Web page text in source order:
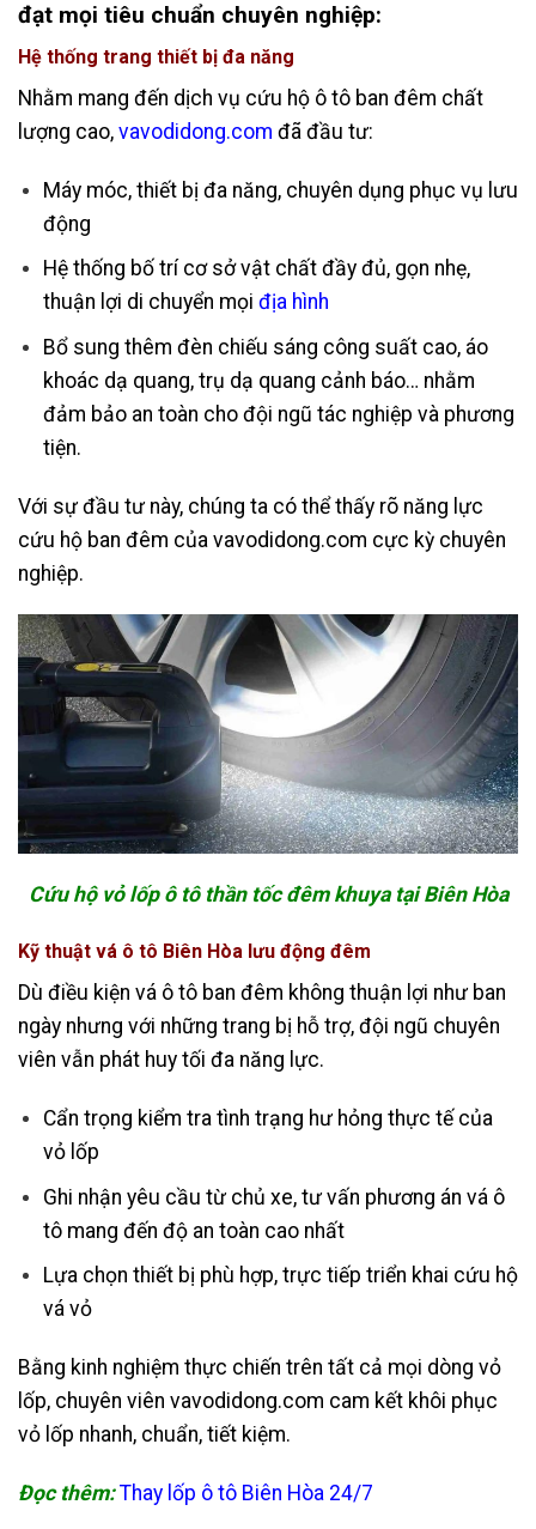
đạt mọi tiêu chuẩn chuyên nghiệp:
Hệ thống trang thiết bị đa năng
Nhằm mang đến dịch vụ cứu hộ ô tô ban đêm chất
lượng cao, vavodidong.com đã đầu tư:
Máy móc, thiết bị đa năng, chuyên dụng phục vụ lưu
động
Hệ thống bố trí cơ sở vật chất đầy đủ, gọn nhẹ,
thuận lợi di chuyển mọi địa hình
Bổ sung thêm đèn chiếu sáng công suất cao, áo
khoác dạ quang, trụ dạ quang cảnh báo… nhằm
đảm bảo an toàn cho đội ngũ tác nghiệp và phương
tiện.
Với sự đầu tư này, chúng ta có thể thấy rõ năng lực
cứu hộ ban đêm của vavodidong.com cực kỳ chuyên
nghiệp.
Cứu hộ vỏ lốp ô tô thần tốc đêm khuya tại Biên Hòa
Kỹ thuật vá ô tô Biên Hòa lưu động đêm
Dù điều kiện vá ô tô ban đêm không thuận lợi như ban
ngày nhưng với những trang bị hỗ trợ, đội ngũ chuyên
viên vẫn phát huy tối đa năng lực.
Cẩn trọng kiểm tra tình trạng hư hỏng thực tế của
vỏ lốp
Ghi nhận yêu cầu từ chủ xe, tư vấn phương án vá ô
tô mang đến độ an toàn cao nhất
Lựa chọn thiết bị phù hợp, trực tiếp triển khai cứu hộ
vá vỏ
Bằng kinh nghiệm thực chiến trên tất cả mọi dòng vỏ
lốp, chuyên viên vavodidong.com cam kết khôi phục
vỏ lốp nhanh, chuẩn, tiết kiệm.
Đọc thêm: Thay lốp ô tô Biên Hòa 24/7